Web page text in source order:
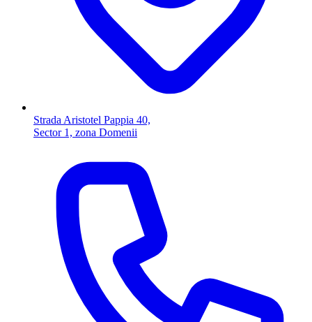
Strada Aristotel Pappia 40,
Sector 1, zona Domenii